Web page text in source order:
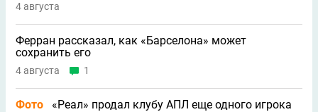
4 августа
Ферран рассказал, как «Барселона» может
сохранить его
4 августа 1
Фото «Реал» продал клубу АПЛ еще одного игрока